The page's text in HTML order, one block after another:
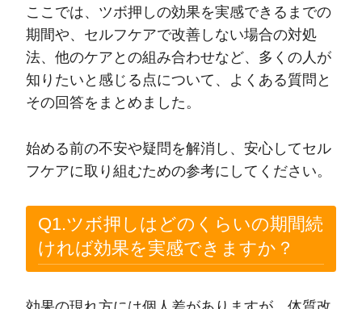
ここでは、ツボ押しの効果を実感できるまでの
期間や、セルフケアで改善しない場合の対処
法、他のケアとの組み合わせなど、多くの人が
知りたいと感じる点について、よくある質問と
その回答をまとめました。
始める前の不安や疑問を解消し、安心してセル
フケアに取り組むための参考にしてください。
Q1.ツボ押しはどのくらいの期間続
ければ効果を実感できますか？